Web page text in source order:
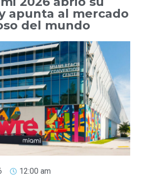
apunta al mercado
del mundo
12:00 am